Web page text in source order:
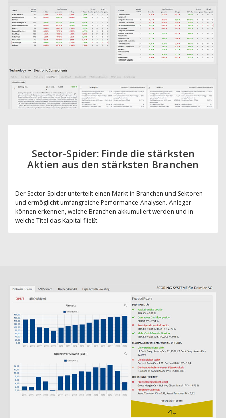
Sector-Spider: Finde die stärksten
Aktien aus den stärksten Branchen
Der Sector-Spider unterteilt einen Markt in Branchen und Sektoren
und ermöglicht umfangreiche Performance-Analysen. Anleger
können erkennen, welche Branchen akkumuliert werden und in
welche Titel das Kapital fließt.